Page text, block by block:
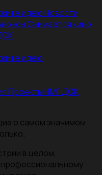
идеюНовости
Снимается кино
идею
Проекты НМГ ДОК
о самом значимом
в целом,